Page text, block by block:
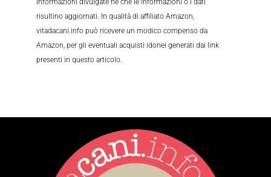
informazioni divulgate né che le informazioni o i dati
risultino aggiornati. In qualità di affiliato Amazon,
vitadacani.info può ricevere un modico compenso da
Amazon, per gli eventuali acquisti idonei generati dai link
presenti in questo articolo.